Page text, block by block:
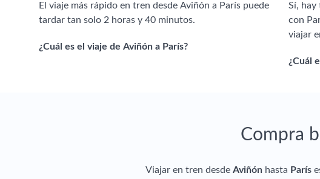
El viaje más rápido en tren desde Aviñón a París puede
tardar tan solo 2 horas y 40 minutos.
¿Cuál es el viaje de Aviñón a París?
Sí, hay
con
viajar
¿Cuál
Compra
Viajar en tren desde Aviñónhasta París